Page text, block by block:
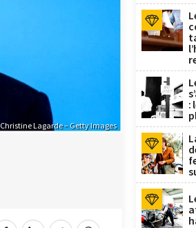
Christine Lagarde – Getty Images
: